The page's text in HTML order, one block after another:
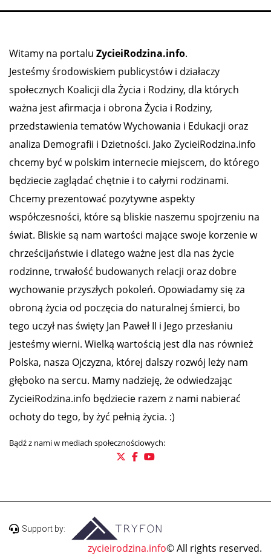
Witamy na portalu ZycieiRodzina.info.
Jesteśmy środowiskiem publicystów i działaczy
społecznych Koalicji dla Życia i Rodziny, dla których
ważna jest afirmacja i obrona Życia i Rodziny,
przedstawienia tematów Wychowania i Edukacji oraz
analiza Demografii i Dzietności. Jako ZycieiRodzina.info
chcemy być w polskim internecie miejscem, do którego
będziecie zaglądać chętnie i to całymi rodzinami.
Chcemy prezentować pozytywne aspekty
współczesności, które są bliskie naszemu spojrzeniu na
świat. Bliskie są nam wartości mające swoje korzenie w
chrześcijaństwie i dlatego ważne jest dla nas życie
rodzinne, trwałość budowanych relacji oraz dobre
wychowanie przyszłych pokoleń. Opowiadamy się za
obroną życia od poczęcia do naturalnej śmierci, bo
tego uczył nas święty Jan Paweł II i Jego przesłaniu
jesteśmy wierni. Wielką wartością jest dla nas również
Polska, nasza Ojczyzna, której dalszy rozwój leży nam
głęboko na sercu. Mamy nadzieję, że odwiedzając
ZycieiRodzina.info będziecie razem z nami nabierać
ochoty do tego, by żyć pełnią życia. :)
Bądź z nami w mediach społecznościowych:
Support by:
zycieirodzina.info© All rights reserved.